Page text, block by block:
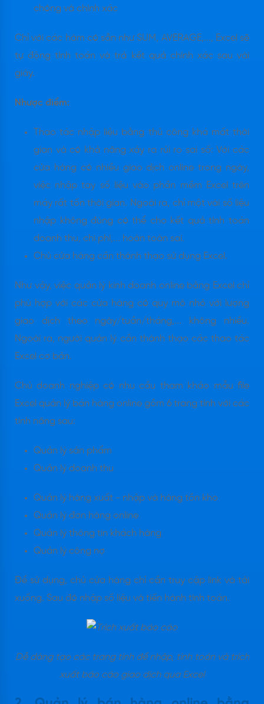
chóng và chính xác
Chỉ với các hàm có sẵn như SUM, AVERAGE,..., Excel sẽ
tự động tính toán và trả kết quả chính xác sau vài
giây.
Nhược điểm:
Thao tác nhập liệu bằng thủ công khá mất thời
gian và có khả năng xảy ra rủi ro sai số: Với các
cửa hàng có nhiều giao dịch online trong ngày,
việc nhập tay số liệu vào phần mềm Excel trên
máy rất tốn thời gian. Ngoài ra, chỉ một vài số liệu
nhập không đúng có thể cho kết quả tính toán
doanh thu, chi phí,... hoàn toàn sai.
Chủ cửa hàng cần thành thạo sử dụng Excel.
Như vậy, việc quản lý kinh doanh online bằng Excel chỉ
phù hợp với các cửa hàng có quy mô nhỏ với lượng
giao dịch theo ngày/tuần/tháng,... không nhiều.
Ngoài ra, người quản lý cần thành thạo các thao tác
Excel cơ bản.
Chủ doanh nghiệp có nhu cầu tham khảo mẫu file
Excel quản lý bán hàng online gồm 6 trang tính với các
tính năng sau:
Quản lý sản phẩm
Quản lý doanh thu
Quản lý hàng xuất - nhập và hàng tồn kho
Quản lý đơn hàng online
Quản lý thông tin khách hàng
Quản lý công nợ
Để sử dụng, chủ cửa hàng chỉ cần truy cập link và tải
xuống. Sau đó nhập số liệu và tiến hành tính toán.
Dễ dàng tạo các trang tính để nhập, tính toán và trích
xuất báo cáo giao dịch qua Excel